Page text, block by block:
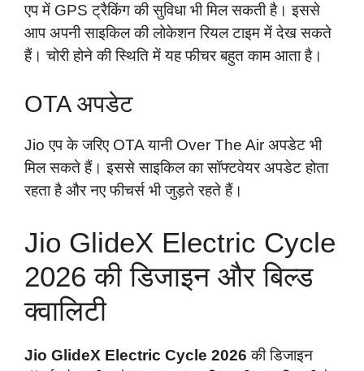
एप में GPS ट्रैकिंग की सुविधा भी मिल सकती है। इससे
आप अपनी साइकिल की लोकेशन रियल टाइम में देख सकते
हैं। चोरी होने की स्थिति में यह फीचर बहुत काम आता है।
OTA अपडेट
Jio एप के जरिए OTA यानी Over The Air अपडेट भी
मिल सकते हैं। इससे साइकिल का सॉफ्टवेयर अपडेट होता
रहता है और नए फीचर्स भी जुड़ते रहते हैं।
Jio GlideX Electric Cycle
2026 की डिजाइन और बिल्ड
क्वालिटी
Jio GlideX Electric Cycle 2026 की डिजाइन